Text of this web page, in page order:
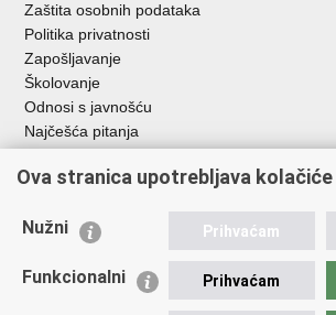
Zaštita osobnih podataka
Politika privatnosti
Zapošljavanje
Školovanje
Odnosi s javnošću
Najčešća pitanja
Važne poveznice
EMN Nacionalna kontaktna točka za
Policijska akademija
Ova stranica upotrebljava kolačiće
Nužni Prihvaćam
Funkcionalni Prihvaćam